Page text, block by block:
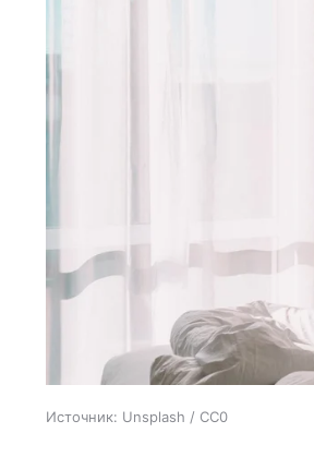
Источник: Unsplash / CC0